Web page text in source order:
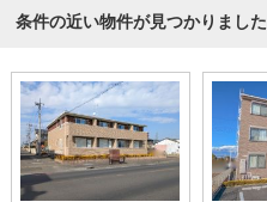
条件の近い物件が見つかりました